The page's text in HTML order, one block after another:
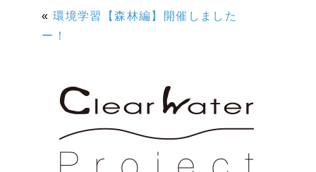
«環境学習【森林編】開催しました
ー！